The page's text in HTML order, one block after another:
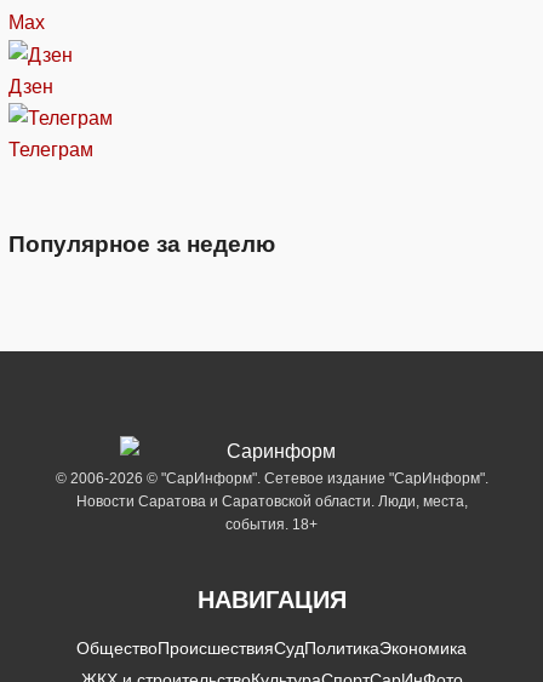
Max
Дзен
Телеграм
Популярное за неделю
© 2006-2026 © "СарИнформ". Сетевое издание "СарИнформ".
Новости Саратова и Саратовской области. Люди, места,
события. 18+
НАВИГАЦИЯ
ОбществоПроисшествияСудПолитикаЭкономика